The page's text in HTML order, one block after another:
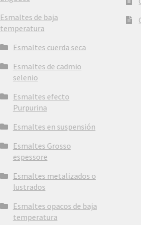
Esmaltes de baja
temperatura
Esmaltes cuerda seca
Esmaltes de cadmio
selenio
Esmaltes efecto
Purpurina
Esmaltes en suspensión
Esmaltes Grosso
espessore
Esmaltes metalizados o
lustrados
Esmaltes opacos de baja
temperatura